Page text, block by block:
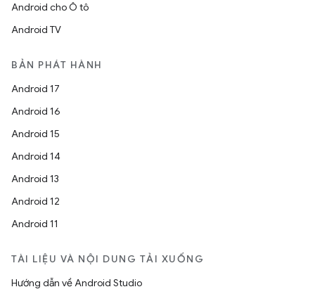
Android cho Ô tô
Android TV
BẢN PHÁT HÀNH
Android 17
Android 16
Android 15
Android 14
Android 13
Android 12
Android 11
TÀI LIỆU VÀ NỘI DUNG TẢI XUỐNG
Hướng dẫn về Android Studio